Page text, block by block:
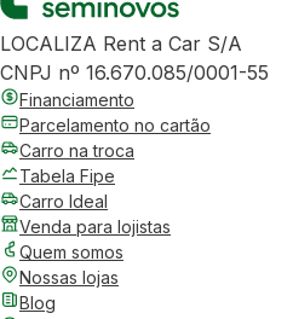
LOCALIZA Rent a Car S/A
CNPJ nº 16.670.085/0001-55
Financiamento
Parcelamento no cartão
Carro na troca
Tabela Fipe
Carro Ideal
Venda para lojistas
Quem somos
Nossas lojas
Blog